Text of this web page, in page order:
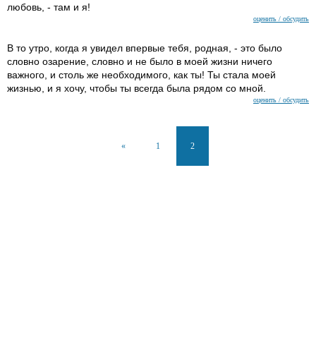
любовь, - там и я!
оценить / обсудить
В то утро, когда я увидел впервые тебя, родная, - это было
словно озарение, словно и не было в моей жизни ничего
важного, и столь же необходимого, как ты! Ты стала моей
жизнью, и я хочу, чтобы ты всегда была рядом со мной.
оценить / обсудить
« 1 2